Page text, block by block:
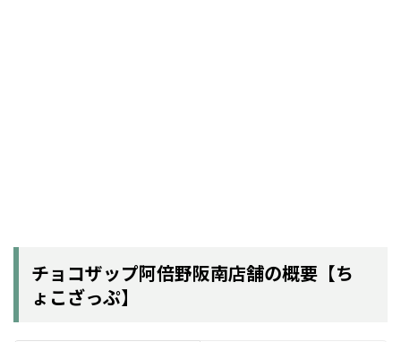
チョコザップ阿倍野阪南店舗の概要【ち
ょこざっぷ】